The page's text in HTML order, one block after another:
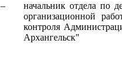
–
начальник отдела по
организационной
контроля
Архангельск"